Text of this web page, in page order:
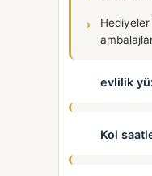
Hediyeler
evlilik
Kol